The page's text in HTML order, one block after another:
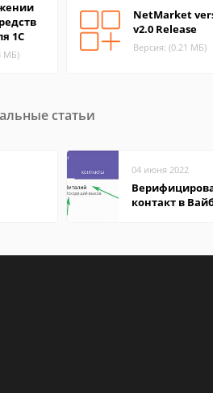
1С
МБ)
NetMarket
v2.0 Release
Версия: (0.21 МБ)
статьи
04 июня 2022
контакт в